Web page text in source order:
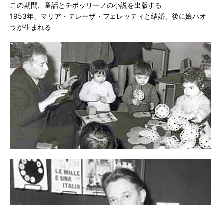
この期間、童話とチポッリーノの小説を出版する
1953年、マリア・テレーザ・フェレッティと結婚、後に娘パオ
ラが生まれる